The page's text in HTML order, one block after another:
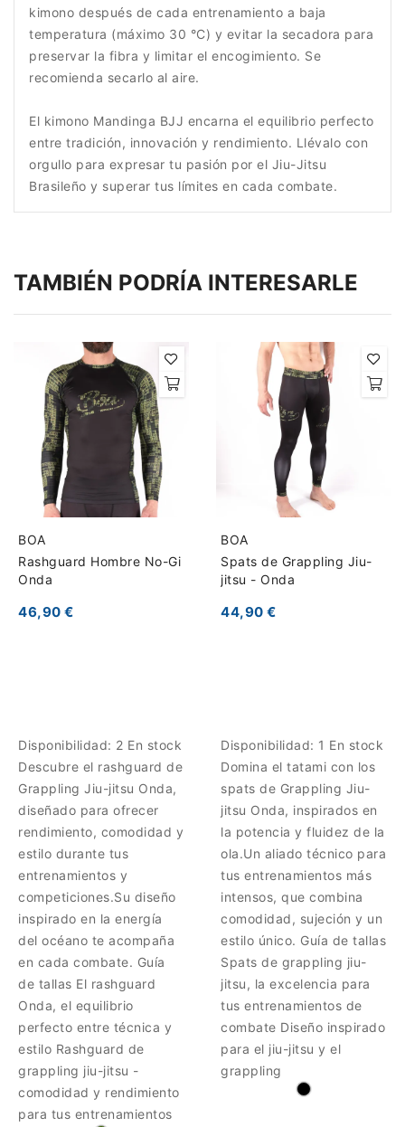
kimono después de cada entrenamiento a baja
temperatura (máximo 30 °C) y evitar la secadora para
preservar la fibra y limitar el encogimiento. Se
recomienda secarlo al aire.
El kimono Mandinga BJJ encarna el equilibrio perfecto
entre tradición, innovación y rendimiento. Llévalo con
orgullo para expresar tu pasión por el Jiu-Jitsu
Brasileño y superar tus límites en cada combate.
TAMBIÉN PODRÍA INTERESARLE
BOA
Rashguard Hombre No-Gi
Onda
46,90 €
Disponibilidad: 2 En stock
Descubre el rashguard de
Grappling Jiu-jitsu Onda,
diseñado para ofrecer
rendimiento, comodidad y
estilo durante tus
entrenamientos y
competiciones.Su diseño
inspirado en la energía
del océano te acompaña
en cada combate. Guía
de tallas El rashguard
Onda, el equilibrio
perfecto entre técnica y
estilo Rashguard de
grappling jiu-jitsu -
comodidad y rendimiento
para tus entrenamientos
BOA
Spats de Grappling Jiu-
jitsu - Onda
44,90 €
Disponibilidad: 1 En stock
Domina el tatami con los
spats de Grappling Jiu-
jitsu Onda, inspirados en
la potencia y fluidez de la
ola.Un aliado técnico para
tus entrenamientos más
intensos, que combina
comodidad, sujeción y un
estilo único. Guía de tallas
Spats de grappling jiu-
jitsu, la excelencia para
tus entrenamientos de
combate Diseño inspirado
para el jiu-jitsu y el
grappling